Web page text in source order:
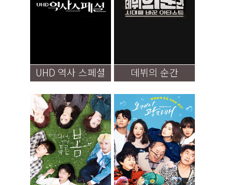
UHD 역사 스페셜 데뷔의 순간